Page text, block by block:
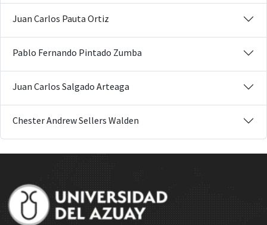
Juan Carlos Pauta Ortiz
Pablo Fernando Pintado Zumba
Juan Carlos Salgado Arteaga
Chester Andrew Sellers Walden